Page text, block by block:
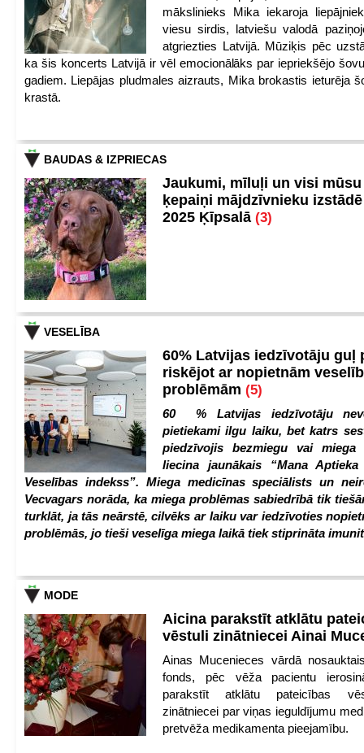
mākslinieks Mika iekaroja
viesu sirdis, latviešu valodā
atgriezties Latvijā. Mūziķis pēc
ka šis koncerts Latvijā ir vēl emocionālāks par iepriekšējo
gadiem. Liepājas pludmales aizrauts, Mika brokastis ieturēja
krastā.
BAUDAS & IZPRIECAS
Jaukumi, mīluļi un visi
ķepaiņi mājdzīvnieku
2025 Ķīpsalā (3)
VESELĪBA
60% Latvijas iedzīvotāju guļ
riskējot ar nopietnām
problēmām (5)
60 % Latvijas iedzīvotāju
pietiekami ilgu laiku, bet katrs
piedzīvojis bezmiegu vai miega
liecina jaunākais “Mana
Veselības indekss”. Miega medicīnas speciālists un
Vecvagars norāda, ka miega problēmas sabiedrībā tik
turklāt, ja tās neārstē, cilvēks ar laiku var iedzīvoties
problēmās, jo tieši veselīga miega laikā tiek stiprināta
MODE
Aicina parakstīt atklātu
vēstuli zinātniecei Ainai
Ainas Mucenieces vārdā
fonds, pēc vēža pacientu
parakstīt atklātu pateicības
zinātniecei par viņas ieguldījumu
pretvēža medikamenta pieejamību.